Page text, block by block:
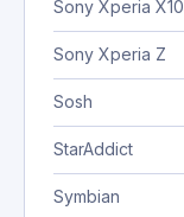
Sony Xperia X10
Sony Xperia Z
Sosh
StarAddict
Symbian